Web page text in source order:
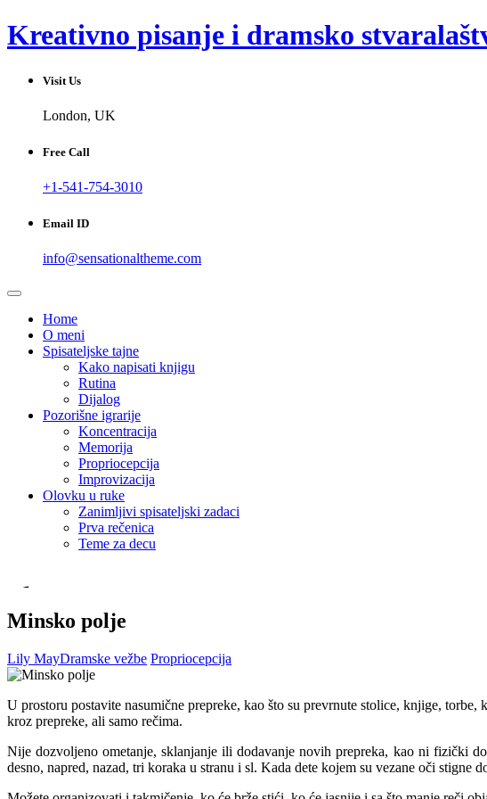
Skip
to
Kreativno pisanje i dramsko
Visit Us
London, UK
Free Call
+1-541-754-3010
Email ID
info@sensationaltheme.com
Home
O meni
Spisateljske tajne
Kako napisati knjigu
Rutina
Dijalog
Pozorišne igrarije
Koncentracija
Memorija
Propriocepcija
Improvizacija
Olovku u ruke
Zanimljivi spisateljski zadaci
Prva rečenica
Teme za decu
Minsko polje
Lily MayDramske vežbe Propriocepcija
U prostoru postavite nasumične prepreke, kao što su prevrnute stolice, knjige,
kroz prepreke, ali samo rečima.
Nije dozvoljeno ometanje, sklanjanje ili dodavanje novih prepreka, kao ni fizički
desno, napred, nazad, tri koraka u stranu i sl. Kada dete kojem su vezane oči stigne